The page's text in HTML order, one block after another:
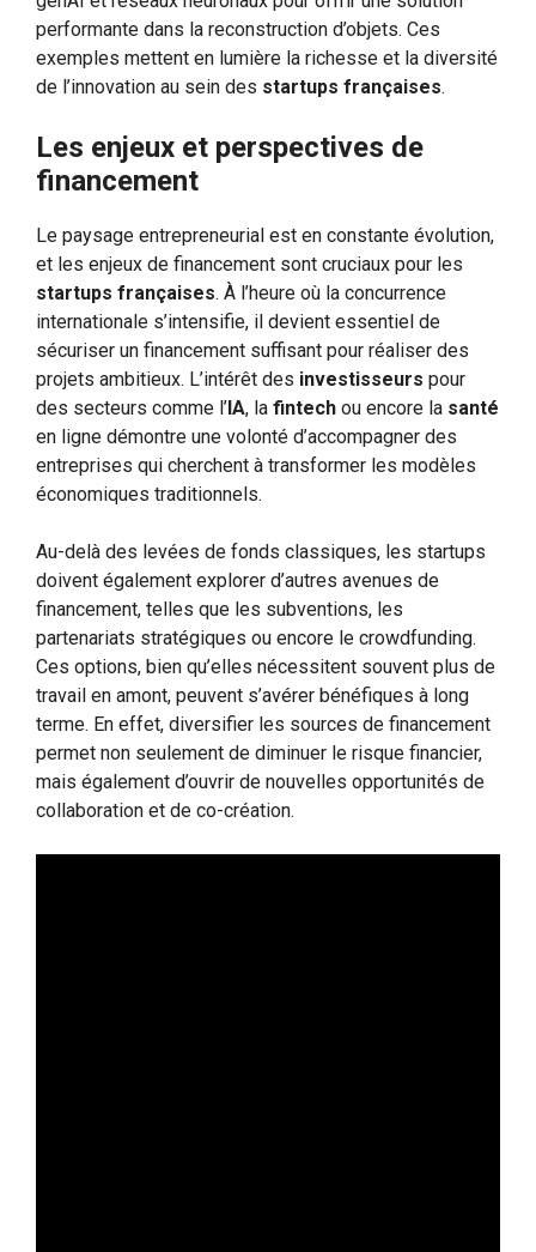
performante dans la reconstruction d’objets. Ces
exemples mettent en lumière la richesse et la diversité
de l’innovation au sein des startups françaises.
Les enjeux et perspectives de
financement
Le paysage entrepreneurial est en constante évolution,
et les enjeux de financement sont cruciaux pour les
startups françaises. À l’heure où la concurrence
internationale s’intensifie, il devient essentiel de
sécuriser un financement suffisant pour réaliser des
projets ambitieux. L’intérêt des investisseurs pour
des secteurs comme l’IA, la fintech ou encore la santé
en ligne démontre une volonté d’accompagner des
entreprises qui cherchent à transformer les modèles
économiques traditionnels.
Au-delà des levées de fonds classiques, les startups
doivent également explorer d’autres avenues de
financement, telles que les subventions, les
partenariats stratégiques ou encore le crowdfunding.
Ces options, bien qu’elles nécessitent souvent plus de
travail en amont, peuvent s’avérer bénéfiques à long
terme. En effet, diversifier les sources de financement
permet non seulement de diminuer le risque financier,
mais également d’ouvrir de nouvelles opportunités de
collaboration et de co-création.